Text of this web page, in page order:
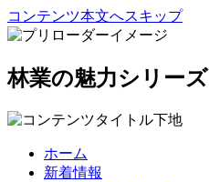
コンテンツ本文へスキップ
林業の魅力シリーズ
ホーム
新着情報